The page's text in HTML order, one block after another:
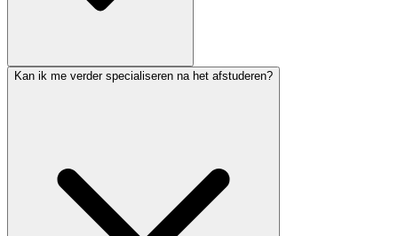
Kan ik me verder specialiseren na het afstuderen?